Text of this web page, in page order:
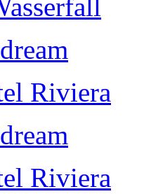
Riviera
Riviera